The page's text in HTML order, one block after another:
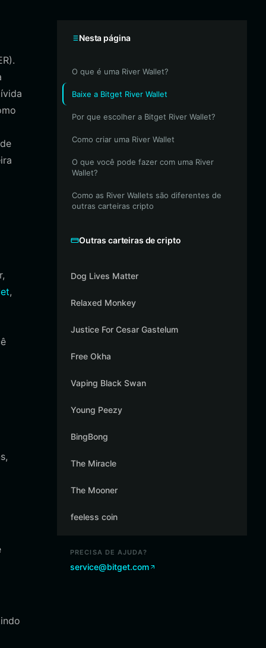
,
Nesta página
O que é uma River Wallet?
Baixe a Bitget River Wallet
Por que escolher a Bitget River Wallet?
Como criar uma River Wallet
O que você pode fazer com uma River
Wallet?
Como as River Wallets são diferentes de
outras carteiras cripto
Outras carteiras de cripto
Dog Lives Matter
Relaxed Monkey
Justice For Cesar Gastelum
Free Okha
Vaping Black Swan
Young Peezy
BingBong
The Miracle
The Mooner
feeless coin
PRECISA DE AJUDA?
service@bitget.com